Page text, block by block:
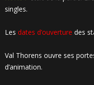
singles.
Les dates d’ouverture des
Val Thorens ouvre ses
d’animation.